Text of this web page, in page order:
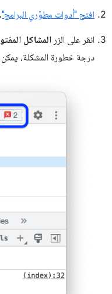
افتح "أدوات مطوّري البرامج".
انقر على الزر المشاكل
درجة خطورة المشكلة،